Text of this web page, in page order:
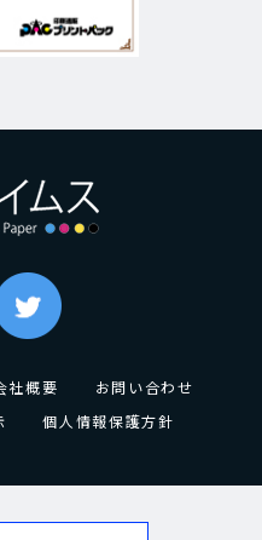
社概要
お問い合わせ
個人情報保護方針